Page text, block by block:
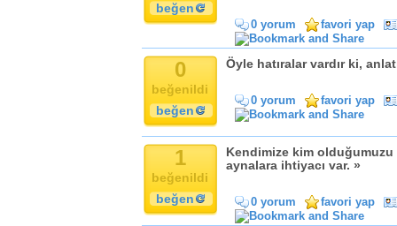
beğen
0 yorum favori yap
0
beğenildi
beğen
Öyle hatıralar vardır ki,
0 yorum favori yap
1
beğenildi
beğen
Kendimize kim
aynalara ihtiyacı var. »
0 yorum favori yap